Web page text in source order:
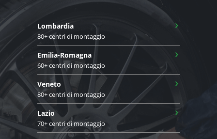
Lombardia
80+ centri di montaggio
›
Emilia-Romagna
60+ centri di montaggio
›
Veneto
80+ centri di montaggio
›
Lazio
70+ centri di montaggio
›